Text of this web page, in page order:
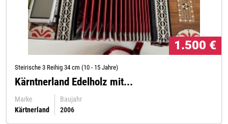
1.500 €
Steirische 3 Reihig 34 cm (10 - 15 Jahre)
Kärntnerland Edelholz mit...
Marke
Kärtnerland
Baujahr
2006